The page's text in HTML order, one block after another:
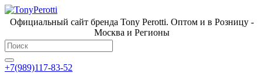
Официальный сайт бренда Tony Perotti. Оптом и в Розницу -
Москва и Регионы
+7(989)117-83-52